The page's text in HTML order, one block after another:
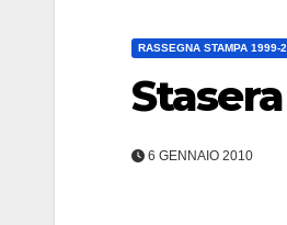
RASSEGNA STAMPA 1999-
6 GENNAIO 2010